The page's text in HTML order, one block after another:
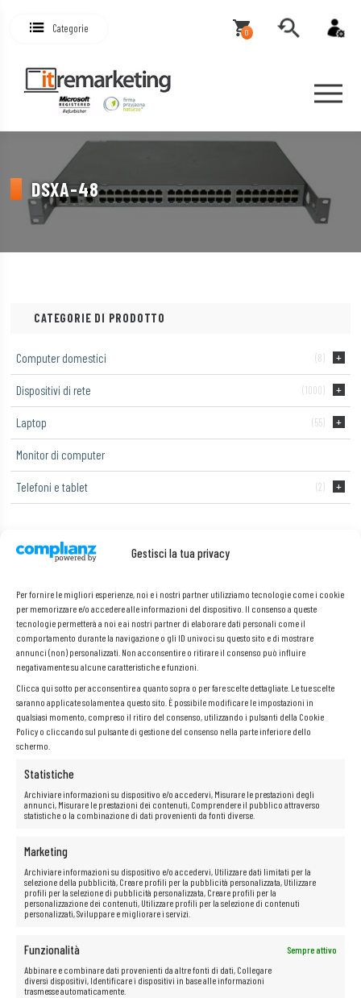
Gestisci la tua privacy
Per fornire le migliori esperienze, noi e i nostri partner utilizziamo tecnologie come i cookie
per memorizzare e/o accedere alle informazioni del dispositivo. Il consenso a queste
tecnologie permetterà a noi e ai nostri partner di elaborare dati personali come il
comportamento durante la navigazione o gli ID univoci su questo sito e di mostrare
annunci (non) personalizzati. Non acconsentire o ritirare il consenso può influire
negativamente su alcune caratteristiche e funzioni.
Clicca qui sotto per acconsentire a quanto sopra o per fare scelte dettagliate. Le tue scelte
saranno applicate solamente a questo sito. È possibile modificare le impostazioni in
qualsiasi momento, compreso il ritiro del consenso, utilizzando i pulsanti della Cookie
Policy o cliccando sul pulsante di gestione del consenso nella parte inferiore dello
schermo.
Statistiche
Archiviare informazioni su dispositivo e/o accedervi, Misurare le prestazioni degli
annunci, Misurare le prestazioni dei contenuti, Comprendere il pubblico attraverso
statistiche o la combinazione di dati provenienti da fonti diverse.
Marketing
Archiviare informazioni su dispositivo e/o accedervi, Utilizzare dati limitati per la
selezione della pubblicità, Creare profili per la pubblicità personalizzata, Utilizzare
profili per la selezione di pubblicità personalizzata, Creare profili per la
personalizzazione dei contenuti, Utilizzare profili per la selezione di contenuti
personalizzati, Sviluppare e migliorare i servizi.
Funzionalità
Sempre attivo
Abbinare e combinare dati provenienti da altre fonti di dati, Collegare
diversi dispositivi, Identificare i dispositivi in base alle informazioni
trasmesse automaticamente.
Categorie 0
DSXA-48
CATEGORIE DI PRODOTTO
Computer domestici (8)
Dispositivi di rete (1000)
Laptop (55)
Monitor di computer
Telefoni e tablet (2)
DSXA-48
Visualizzazione del risultato
130,00€